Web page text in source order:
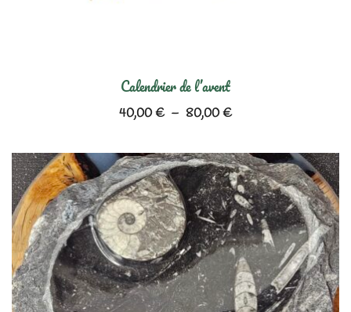
Calendrier de l’avent
40,00€ – 80,00€Plage
prix :
40,00 €
à
80,00 €